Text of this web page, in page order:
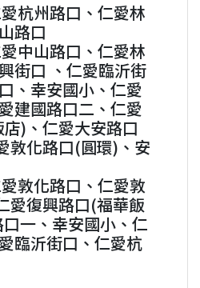
杭州路口、仁愛林
路口
中山路口、仁愛林
街口 、仁愛臨沂街
、幸安國小、仁愛
建國路口二、仁愛
)、仁愛大安路口
敦化路口(圓環)、安
敦化路口、仁愛敦
愛復興路口(福華飯
一、幸安國小、仁
臨沂街口、仁愛杭